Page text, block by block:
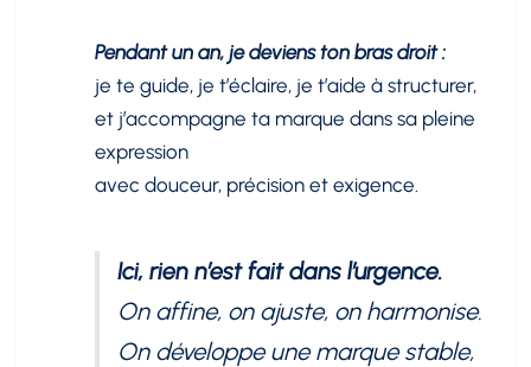
Pendant un an, je deviens ton bras droit :
je te guide, je t’éclaire, je t’aide à structurer,
et j’accompagne ta marque dans sa pleine
expression
avec douceur, précision et exigence.
Ici, rien n’est fait dans l’urgence.
On affine, on ajuste, on harmonise.
On développe une marque stable,